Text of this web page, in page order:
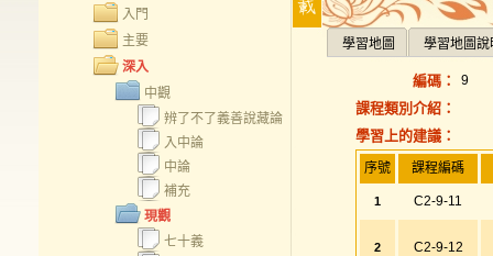
入門
主要
深入
中觀
辨了不了義善說藏論
入中論
中論
補充
現觀
七十義
學習地圖 學習地圖說
編碼： 9
課程類別介紹：
學習上的建議：
序號 課程編碼
1 C2-9-11
2 C2-9-12